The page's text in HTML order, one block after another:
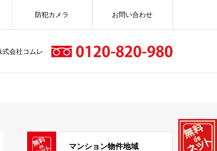
会社コムレ
防犯カメラ お問い合わせ
マンション物件地域